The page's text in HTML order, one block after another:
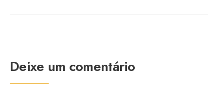
Deixe um comentário